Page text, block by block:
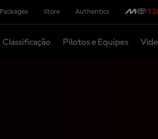
Packages Store Authentics
Classificação Pilotos e Equipes